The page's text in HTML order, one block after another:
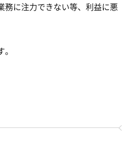
に注力できない等、利益に悪